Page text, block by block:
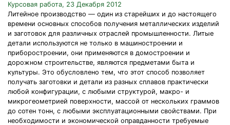
Курсовая работа, 23 Декабря 2012
Литейное производство — один из старейших и до настоящего
времени основных способов получения металлических изделий
и заготовок для различных отраслей промышленности. Литые
детали используются не только в машиностроении и
приборостроении, они применяются в домостроении и
дорожном строительстве, являются предметами быта и
культуры. Это обусловлено тем, что этот способ позволяет
получать заготовки и детали из разных сплавов практически
любой конфигурации, с любыми структурой, макро- и
микрогеометрией поверхности, массой от нескольких граммов
до сотен тонн, с любыми эксплуатационными свойствами. При
необходимости и экономической оправданности требуемые